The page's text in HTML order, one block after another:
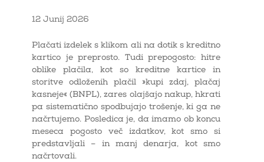
12 Junij 2026
Plačati izdelek s klikom ali na dotik s kreditno
kartico je preprosto. Tudi prepogosto: hitre
oblike plačila, kot so kreditne kartice in
storitve odloženih plačil »kupi zdaj, plačaj
kasneje« (BNPL), zares olajšajo nakup, hkrati
pa sistematično spodbujajo trošenje, ki ga ne
načrtujemo. Posledica je, da imamo ob koncu
meseca pogosto več izdatkov, kot smo si
predstavljali – in manj denarja, kot smo
načrtovali.